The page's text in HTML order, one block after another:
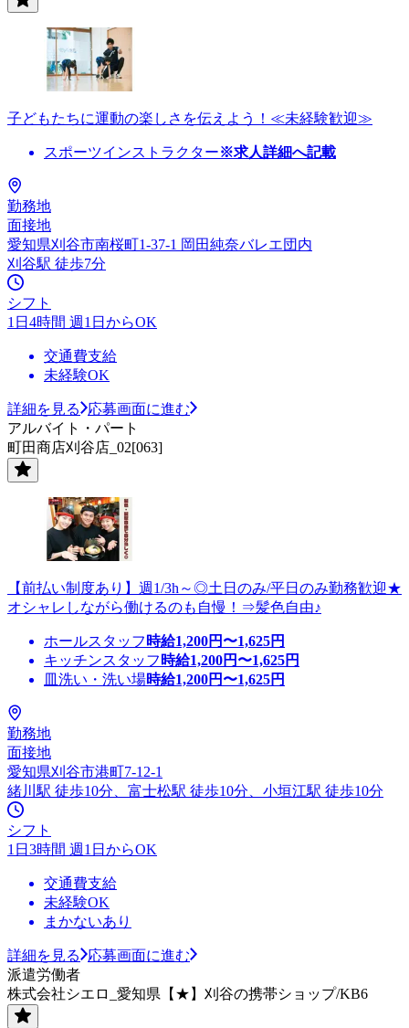
子どもたちに運動の楽しさを伝えよう！≪未経験歓迎≫
スポーツインストラクター※求人詳細へ記載
勤務地
面接地
愛知県刈谷市南桜町1-37-1 岡田純奈バレエ団内
刈谷駅 徒歩7分
シフト
1日4時間 週1日からOK
交通費支給
未経験OK
詳細を見る
応募画面に進む
アルバイト・パート
町田商店刈谷店_02[063]
【前払い制度あり】週1/3h～◎土日のみ/平日のみ勤務歓迎★
オシャレしながら働けるのも自慢！⇒髪色自由♪
ホールスタッフ 時給1,200円〜1,625円
キッチンスタッフ 時給1,200円〜1,625円
皿洗い・洗い場時給1,200円〜1,625円
勤務地
面接地
愛知県刈谷市港町7-12-1
緒川駅 徒歩10分、富士松駅 徒歩10分、小垣江駅 徒歩10分
シフト
1日3時間 週1日からOK
交通費支給
未経験OK
まかないあり
詳細を見る
応募画面に進む
派遣労働者
株式会社シエロ_愛知県【★】刈谷の携帯ショップ/KB6